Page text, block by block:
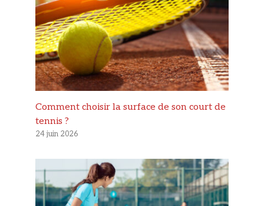
Comment choisir la surface de son court de
tennis ?
24 juin 2026